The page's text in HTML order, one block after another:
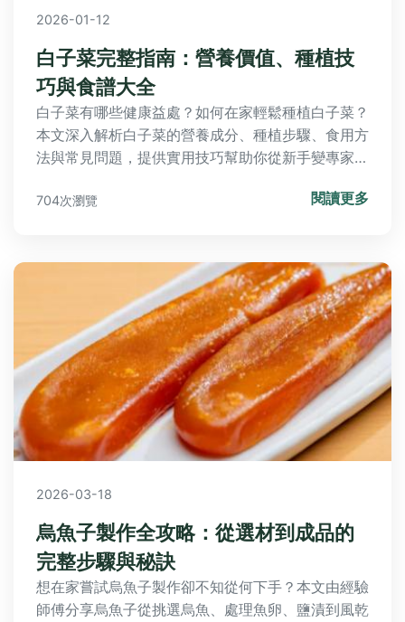
2026-01-12
白子菜完整指南：營養價值、種植技
巧與食譜大全
白子菜有哪些健康益處？如何在家輕鬆種植白子菜？
本文深入解析白子菜的營養成分、種植步驟、食用方
法與常見問題，提供實用技巧幫助你從新手變專家，
704次瀏覽 閱讀更多
2026-03-18
烏魚子製作全攻略：從選材到成品的
完整步驟與秘訣
想在家嘗試烏魚子製作卻不知從何下手？本文由經驗
師傅分享烏魚子從挑選烏魚、處理魚卵、鹽漬到風乾